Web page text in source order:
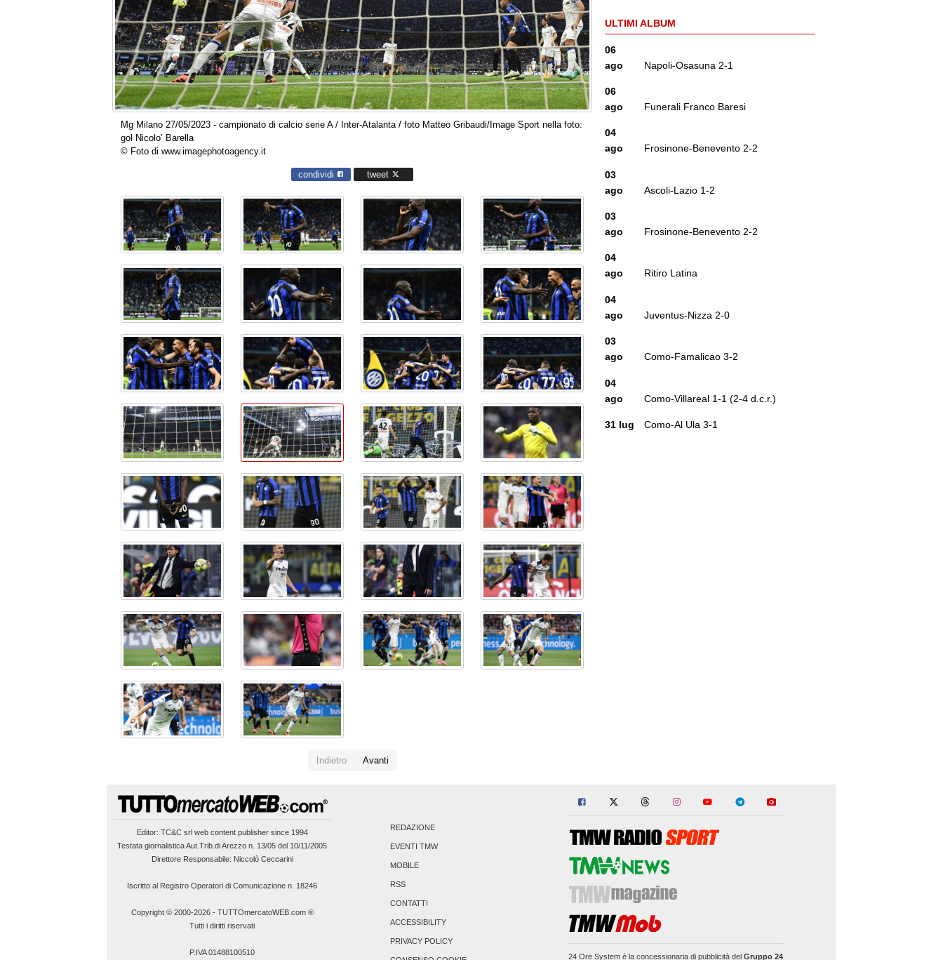
Mg Milano 27/05/2023 - campionato di calcio serie A / Inter-Atalanta / foto Matteo Gribaudi/Image Sport nella foto:
gol Nicolo’ Barella
© Foto di www.imagephotoagency.it
condividi tweet
Indietro Avanti
ULTIMI ALBUM
06
ago
Napoli-Osasuna 2-1
06
ago
Funerali Franco Baresi
04
ago
Frosinone-Benevento 2-2
03
ago
Ascoli-Lazio 1-2
03
ago
Frosinone-Benevento 2-2
04
ago
Ritiro Latina
04
ago
Juventus-Nizza 2-0
03
ago
Como-Famalicao 3-2
04
ago
Como-Villareal 1-1 (2-4 d.c.r.)
31 lug Como-Al Ula 3-1
Editor: TC&C srlweb content publisher since 1994
Testata giornalistica Aut.Trib.di Arezzo n. 13/05 del 10/11/2005
Direttore Responsabile: Niccolò Ceccarini
Iscritto al Registro Operatori di Comunicazione n. 18246
Copyright © 2000-2026- TUTTOmercatoWEB.com ®
Tutti i diritti riservati
P.IVA 01488100510
REDAZIONE
EVENTI TMW
MOBILE
RSS
CONTATTI
ACCESSIBILITY
PRIVACY POLICY
24 Ore Systemè la concessionaria di pubblicità del Gruppo 24